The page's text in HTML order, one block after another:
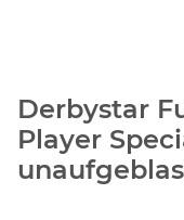
Derbystar
Player